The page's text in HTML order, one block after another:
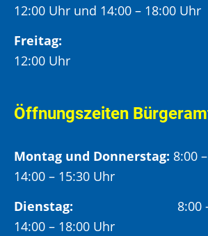
12:00 Uhr und 14:00 – 18:00 Uhr
12:00 Uhr
Öffnungszeiten
Montag und Donnerstag: 8:00
14:00 – 15:30 Uhr
Dienstag: 8:00 –
14:00 – 18:00 Uhr